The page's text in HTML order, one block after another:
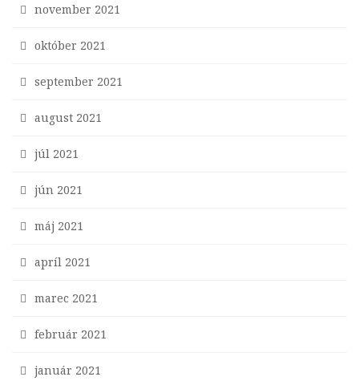
november 2021
október 2021
september 2021
august 2021
júl 2021
jún 2021
máj 2021
apríl 2021
marec 2021
február 2021
január 2021